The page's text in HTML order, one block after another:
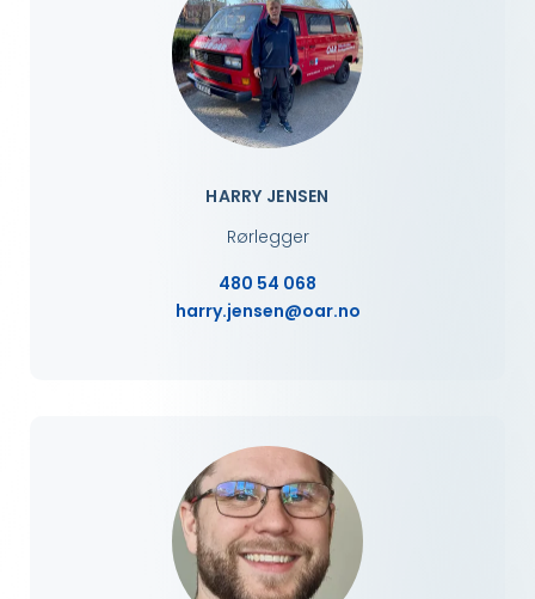
HARRY JENSEN
Rørlegger
480 54 068
harry.jensen@oar.no